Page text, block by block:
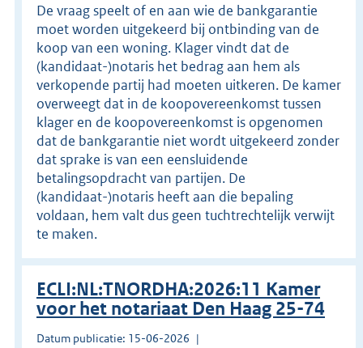
De vraag speelt of en aan wie de bankgarantie
moet worden uitgekeerd bij ontbinding van de
koop van een woning. Klager vindt dat de
(kandidaat-)notaris het bedrag aan hem als
verkopende partij had moeten uitkeren. De kamer
overweegt dat in de koopovereenkomst tussen
klager en de koopovereenkomst is opgenomen
dat de bankgarantie niet wordt uitgekeerd zonder
dat sprake is van een eensluidende
betalingsopdracht van partijen. De
(kandidaat-)notaris heeft aan die bepaling
voldaan, hem valt dus geen tuchtrechtelijk verwijt
te maken.
ECLI:NL:TNORDHA:2026:11 Kamer
voor het notariaat Den Haag 25-74
Datum publicatie: 15-06-2026